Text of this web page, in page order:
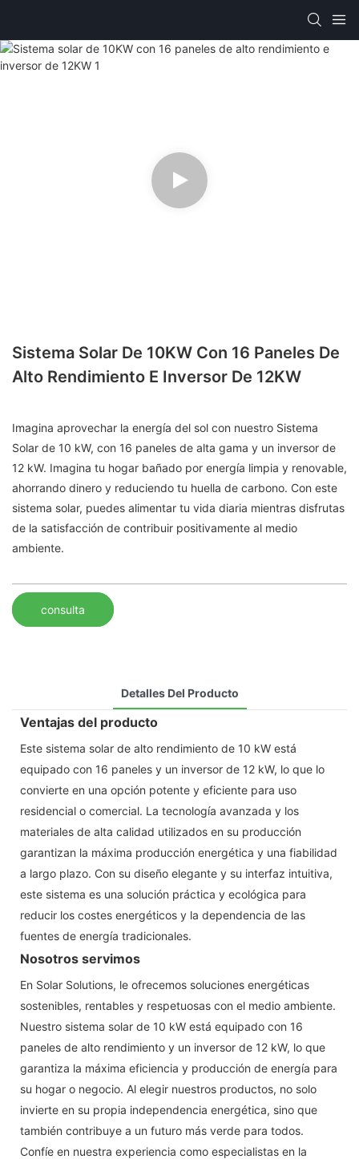
Sistema Solar De 10KW Con 16 Paneles De
Alto Rendimiento E Inversor De 12KW
Imagina aprovechar la energía del sol con nuestro Sistema
Solar de 10 kW, con 16 paneles de alta gama y un inversor de
12 kW. Imagina tu hogar bañado por energía limpia y renovable,
ahorrando dinero y reduciendo tu huella de carbono. Con este
sistema solar, puedes alimentar tu vida diaria mientras disfrutas
de la satisfacción de contribuir positivamente al medio
ambiente.
consulta
Detalles Del Producto
Ventajas del producto
Este sistema solar de alto rendimiento de 10 kW está
equipado con 16 paneles y un inversor de 12 kW, lo que lo
convierte en una opción potente y eficiente para uso
residencial o comercial. La tecnología avanzada y los
materiales de alta calidad utilizados en su producción
garantizan la máxima producción energética y una fiabilidad
a largo plazo. Con su diseño elegante y su interfaz intuitiva,
este sistema es una solución práctica y ecológica para
reducir los costes energéticos y la dependencia de las
fuentes de energía tradicionales.
Nosotros servimos
En Solar Solutions, le ofrecemos soluciones energéticas
sostenibles, rentables y respetuosas con el medio ambiente.
Nuestro sistema solar de 10 kW está equipado con 16
paneles de alto rendimiento y un inversor de 12 kW, lo que
garantiza la máxima eficiencia y producción de energía para
su hogar o negocio. Al elegir nuestros productos, no solo
invierte en su propia independencia energética, sino que
también contribuye a un futuro más verde para todos.
Confíe en nuestra experiencia como especialistas en la